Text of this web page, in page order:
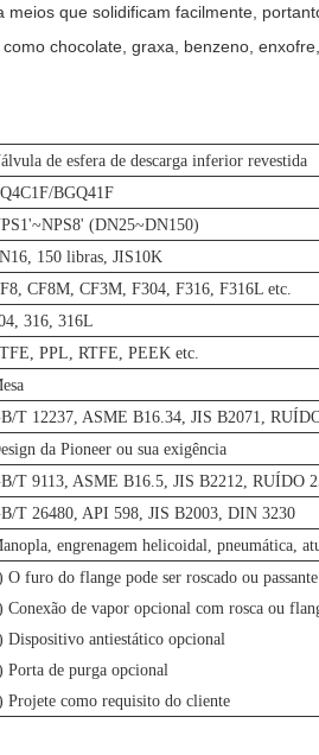
que solidificam facilmente,
chocolate, graxa, benzeno,
de esfera de descarga inferior revestida
BGQ41F
(DN25~DN150)
150 libras, JIS10K
CF8M, CF3M, F304, F316, F316L etc.
316, 316L
PPL, RTFE, PEEK etc.
T 12237, ASME B16.34, JIS B2071,
da Pioneer ou sua exigência
T 9113, ASME B16.5, JIS B2212, RUÍDO
T 26480, API 598, JIS B2003, DIN 3230
engrenagem helicoidal, pneumática,
O furo do flange pode ser roscado ou passante
Conexão de vapor opcional com rosca ou
Dispositivo antiestático opcional
Porta de purga opcional
Projete como requisito do cliente